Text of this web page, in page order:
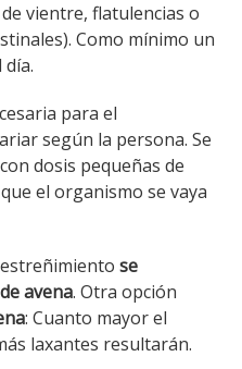
vientre, flatulencias o
Como mínimo un
para el
según la persona. Se
dosis pequeñas de
el organismo se vaya
se
avena. Otra opción
: Cuanto mayor el
laxantes resultarán.